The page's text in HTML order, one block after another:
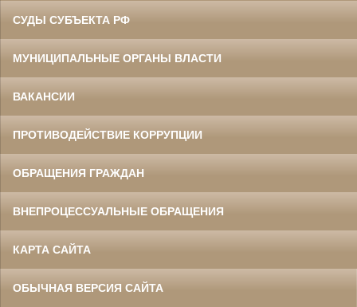
СУДЫ СУБЪЕКТА РФ
МУНИЦИПАЛЬНЫЕ ОРГАНЫ ВЛАСТИ
ВАКАНСИИ
ПРОТИВОДЕЙСТВИЕ КОРРУПЦИИ
ОБРАЩЕНИЯ ГРАЖДАН
ВНЕПРОЦЕССУАЛЬНЫЕ ОБРАЩЕНИЯ
КАРТА САЙТА
ОБЫЧНАЯ ВЕРСИЯ САЙТА